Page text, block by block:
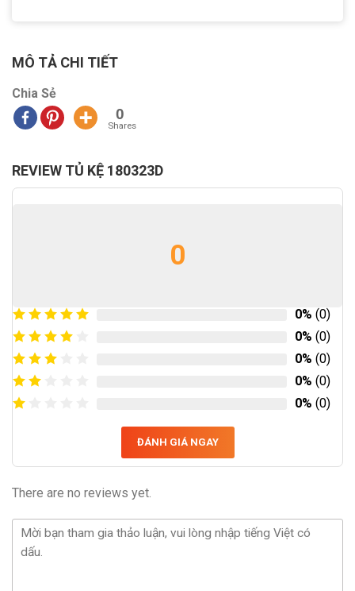
MÔ TẢ CHI TIẾT
Chia Sẻ
0
Shares
REVIEW TỦ KỆ 180323D
0
0% (0)
0% (0)
0% (0)
0% (0)
0% (0)
ĐÁNH GIÁ NGAY
There are no reviews yet.